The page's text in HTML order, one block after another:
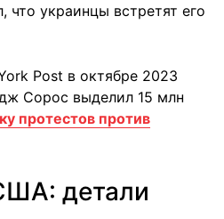
что украинцы встретят его
Post в октябре 2023
Сорос выделил 15 млн
протестов против
детали